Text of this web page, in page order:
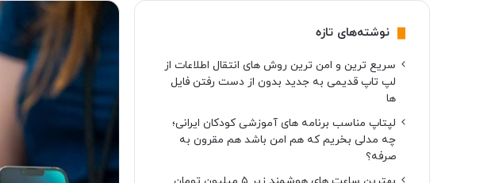
نوشته‌های تازه
سریع ترین و امن ترین روش های انتقال اطلاعات از
لپ تاپ قدیمی به جدید بدون از دست رفتن فایل
ها
لپتاپ مناسب برنامه های آموزشی کودکان ایرانی؛
چه مدلی بخریم که هم امن باشد هم مقرون به
صرفه؟